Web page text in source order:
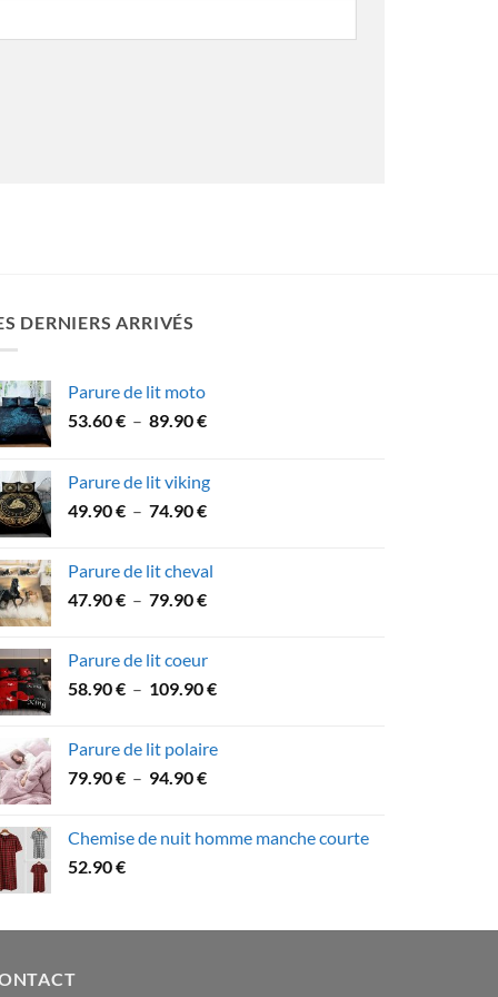
DERNIERS ARRIVÉS
Parure de lit moto
53.60€ – 89.90€Plage
53.60 €
à
Parure de lit viking
49.90€ – 74.90€Plage
49.90 €
à
Parure de lit cheval
47.90€ – 79.90€Plage
à
Parure de lit coeur
58.90€ – 109.90€Plage
58.90 €
Parure de lit polaire
79.90€ – 94.90€Plage
79.90 €
Chemise de nuit homme manche courte
52.90€